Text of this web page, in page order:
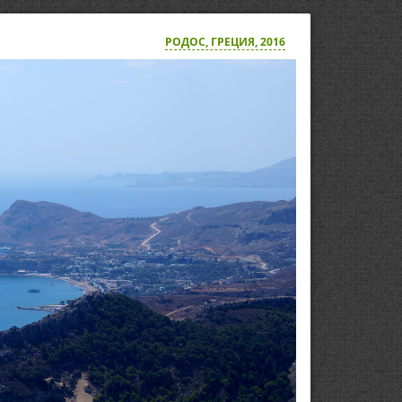
РОДОС, ГРЕЦИЯ, 2016